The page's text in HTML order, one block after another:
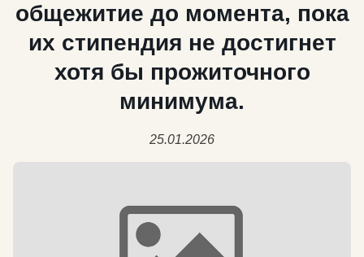
общежитие до момента, пока
их стипендия не достигнет
хотя бы прожиточного
минимума.
25.01.2026